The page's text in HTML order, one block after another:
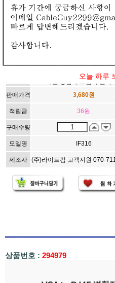
오늘 하루
[294979]Coms(컴스) VGA(M)
구매정보
294979
(상담하실 때, 상품번호를 알
빠른 상담에 도움이 됩니
판매가격
3,680원
적립금 36원
구매수량
모델명 IF316
제조사 (주)라이트컴 고객지원 070-
상품번호 : 294979